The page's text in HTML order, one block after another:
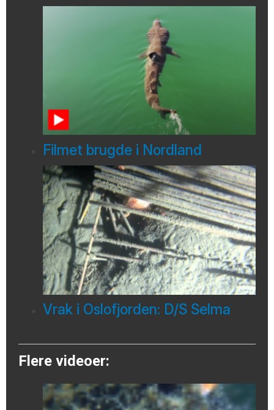
Filmet brugde i Nordland
Vrak i Oslofjorden: D/S Selma
Flere videoer: